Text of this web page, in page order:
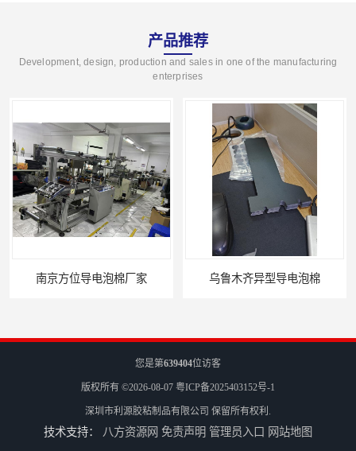
产品推荐
Development, design, production and sales in one of the manufacturing
enterprises
棉厂家 乌鲁木齐异型导电泡棉
您是第639404位访客
版权所有 ©2026-08-07 粤ICP备2025403152号-1
深圳市利源胶粘制品有限公司 保留所有权利.
技术支持： 八方资源网 免责声明 管理员入口 网站地图